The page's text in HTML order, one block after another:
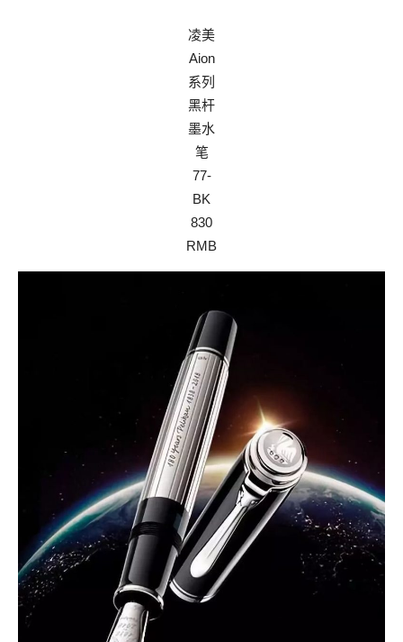
凌美
Aion
系列
黑杆
墨水
笔
77-
BK
830
RMB